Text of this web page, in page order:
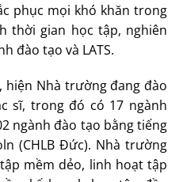
phục mọi khó khăn trong
thời gian học tập, nghiên
đào tạo và LATS.
hiện Nhà trường đang đào
sĩ, trong đó có 17 ngành
ngành đào tạo bằng tiếng
(CHLB Đức). Nhà trường
mềm dẻo, linh hoạt tập